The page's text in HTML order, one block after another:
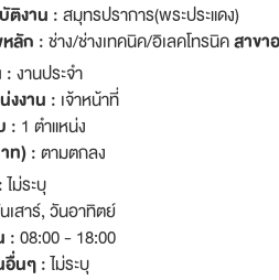
ติงาน :สมุทรปราการ(พระประแดง)
ลัก :ช่าง/ช่างเทคนิค/อิเลคโทรนิคสาขา
:งานประจำ
งงาน : เจ้าหน้าที่
: 1 ตำแหน่ง
ท) :ตามตกลง
ไม่ระบุ
เสาร์,วันอาทิตย์
:08:00 - 18:00
อื่นๆ :ไม่ระบุ